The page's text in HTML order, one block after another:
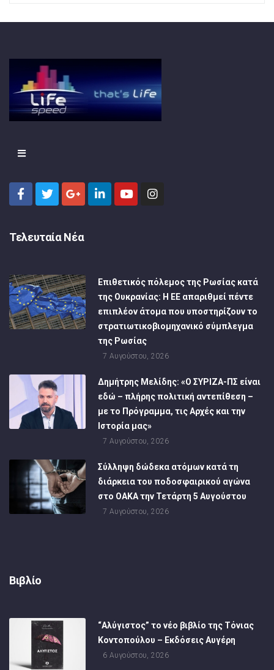
Τελευταία Νέα
Επιθετικός πόλεμος της Ρωσίας κατά
της Ουκρανίας: Η ΕΕ απαριθμεί πέντε
επιπλέον άτομα που υποστηρίζουν το
στρατιωτικοβιομηχανικό σύμπλεγμα
της Ρωσίας
7 Αυγούστου, 2026
Δημήτρης Μελίδης: «Ο ΣΥΡΙΖΑ-ΠΣ είναι
εδώ – πλήρης πολιτική αντεπίθεση –
με το Πρόγραμμα, τις Αρχές και την
Ιστορία μας»
7 Αυγούστου, 2026
Σύλληψη δώδεκα ατόμων κατά τη
διάρκεια του ποδοσφαιρικού αγώνα
στο ΟΑΚΑ την Τετάρτη 5 Αυγούστου
7 Αυγούστου, 2026
Βιβλίο
“Αλύγιστος” το νέο βιβλίο της Τόνιας
Κοντοπούλου – Εκδόσεις Αυγέρη
6 Αυγούστου, 2026